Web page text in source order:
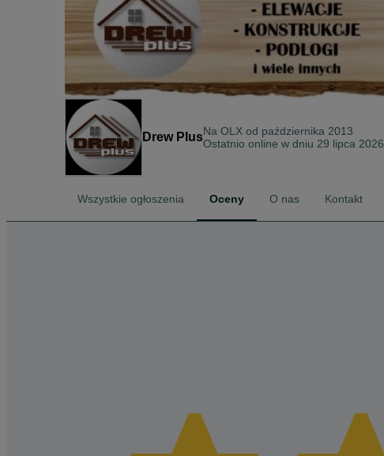
Drew PlusNa OLX od października 2013
Ostatnio online w dniu 29 lipca 2026
Wszystkie ogłoszenia Oceny O nas Kontakt